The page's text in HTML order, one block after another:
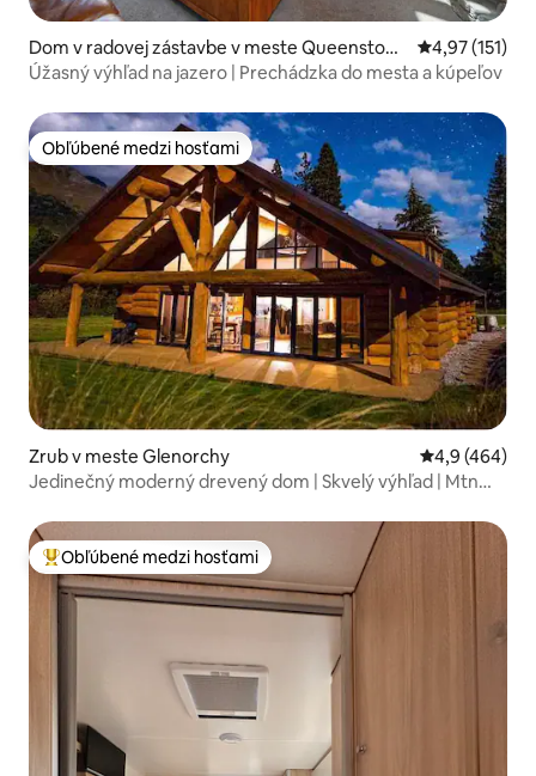
Dom v radovej zástavbe v meste Queenstow
n
Priemerné
4,97 (151)
Úžasný výhľad na jazero | Prechádzka do mesta a kúpeľov
Obľúbené medzi hosťami
Obľúbené medzi hosťami
Zrub v meste Glenorchy Priemerné
4,9 (464)
Jedinečný moderný drevený dom | Skvelý výhľad | Mtn
Najobľúbenejšie medzi hosťami
Obľúbené medzi hosťami